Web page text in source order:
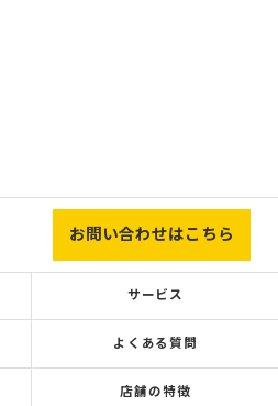
お問い合わせはこちら
サービス
よくある質問
店舗の特徴